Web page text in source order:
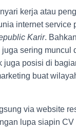
kerja atau
internet service
Karir.
juga sering muncul
juga posisi di
buat
via website
lupa siapin